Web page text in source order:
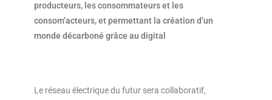
producteurs, les consommateurs et les
consom’acteurs, et permettant la création d’un
monde décarboné grâce au digital
Le réseau électrique du futur sera collaboratif,